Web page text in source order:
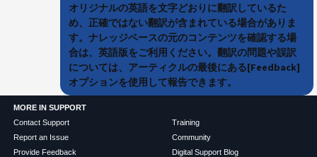
オリジナルの英語を文字どおりに翻訳しているた
め、正確ではない翻訳が含まれている場合がありま
す。ナレッジベースの元のコンテンツを確認する場
合は、英語版をご利用ください。翻訳の問題や誤訳
については、アーティクルの最後にある[Feedback]
オプションを使用して報告できます。
MORE IN SUPPORT
Contact Support
Report an Issue
Provide Feedback
Training
Community
Digital Support Blog